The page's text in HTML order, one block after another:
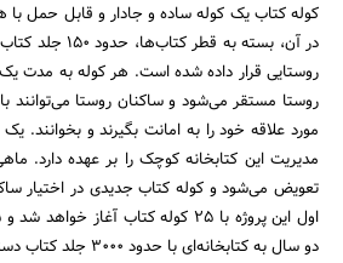
کوله کتاب یک کوله ساده و جادار و قابل حمل
در آن، بسته به
روستایی قرار داده شده است. هر کوله به مدت
روستا مستقر می‌شود و ساکنان روستا می‌توانند
مورد علاقه خود را به امانت بگیرند و بخوانند.
مدیریت این کتابخانه کوچک را بر عهده دارد.
تعویض می‌شود و کوله کتاب جدیدی در اختیار
دو سال به کتابخانه‌ای با حدود 3000 جلد کتاب دسترسی خواهند داشت.